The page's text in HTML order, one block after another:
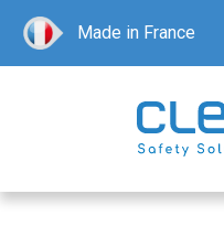
Made in France